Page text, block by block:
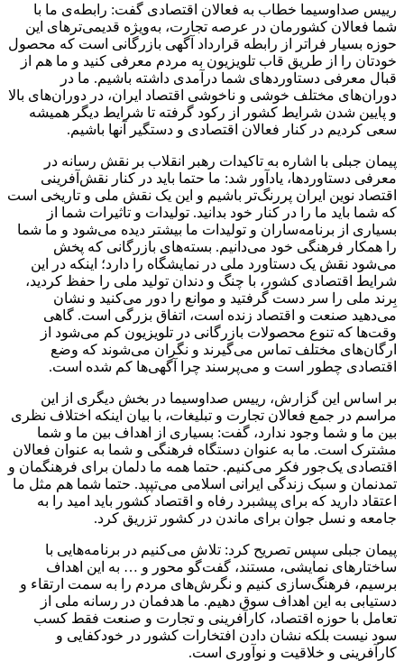
رییس صداوسیما خطاب به فعالان اقتصادی گفت: رابطه‌ی ما با
شما فعالان کشورمان در عرصه تجارت، به‌ویژه قدیمی‌ترهای این
حوزه بسیار فراتر از رابطه قرارداد آگهی بازرگانی است که محصول
خودتان را از طریق قاب تلویزیون به مردم معرفی کنید و ما هم از
قبال معرفی دستاوردهای شما درآمدی داشته باشیم. ما در
دوران‌های مختلف خوشی و ناخوشی اقتصاد ایران، در دوران‌های بالا
و پایین شدن شرایط کشور از رکود گرفته تا شرایط دیگر همیشه
سعی کردیم در کنار فعالان اقتصادی و دستگیر آنها باشیم.
پیمان جبلی با اشاره به تاکیدات رهبر انقلاب بر نقش رسانه در
معرفی دستاوردها، یادآور شد: ما حتما باید در کنار نقش‌آفرینی
اقتصاد نوین ایران پررنگ‌تر باشیم و این یک نقش ملی و تاریخی است
که شما باید ما را در کنار خود بدانید. تولیدات و تاثیرات شما از
بسیاری از برنامه‌ساران و تولیدات ما بیشتر دیده می‌شود و ما شما
را همکار فرهنگی خود می‌دانیم. بسته‌های بازرگانی که پخش
می‌شود نقش یک دستاورد ملی در نمایشگاه را دارد؛ اینکه در این
شرایط اقتصادی کشور، با چنگ و دندان تولید ملی را حفظ کردید،
بِرند ملی را سر دست گرفتید و موانع را دور می‌کنید و نشان
می‌دهید صنعت و اقتصاد زنده است، اتفاق بزرگی است. گاهی
وقت‌ها که تنوع محصولات بازرگانی در تلویزیون کم می‌شود از
ارگان‌های مختلف تماس می‌گیرند و نگران می‌شوند که وضع
اقتصادی چطور است و می‌پرسند چرا آگهی‌ها کم شده است.
بر اساس این گزارش، رییس صداوسیما در بخش دیگری از این
مراسم در جمع فعالان تجارت و تبلیغات، با بیان اینکه اختلاف نظری
بین ما و شما وجود ندارد، گفت: بسیاری از اهداف بین ما و شما
مشترک است. ما به عنوان دستگاه فرهنگی و شما به عنوان فعالان
اقتصادی یک‌جور فکر می‌کنیم. حتما همه ما دلمان برای فرهنگمان و
تمدنمان و سبک زندگی ایرانی اسلامی می‌تپپد. حتما شما هم مثل ما
اعتقاد دارید که برای پیشبرد رفاه و اقتصاد کشور باید امید را به
جامعه و نسل جوان برای ماندن در کشور تزریق کرد.
پیمان جبلی سپس تصریح کرد: تلاش می‌کنیم در برنامه‌هایی با
ساختارهای نمایشی، مستند، گفت‌گو محور و … به این اهداف
برسیم، فرهنگ‌سازی کنیم و نگرش‌های مردم را به سمت ارتقاء و
دستیابی به این اهداف سوق دهیم. ما هدفمان در رسانه ملی از
تعامل با حوزه اقتصاد، کارآفرینی و تجارت و صنعت فقط کسب
سود نیست بلکه نشان دادن افتخارات کشور در خودکفایی و
کارآفرینی و خلاقیت و نوآوری است.